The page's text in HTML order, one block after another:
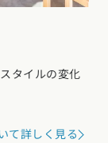
タイルの変化
て詳しく見る